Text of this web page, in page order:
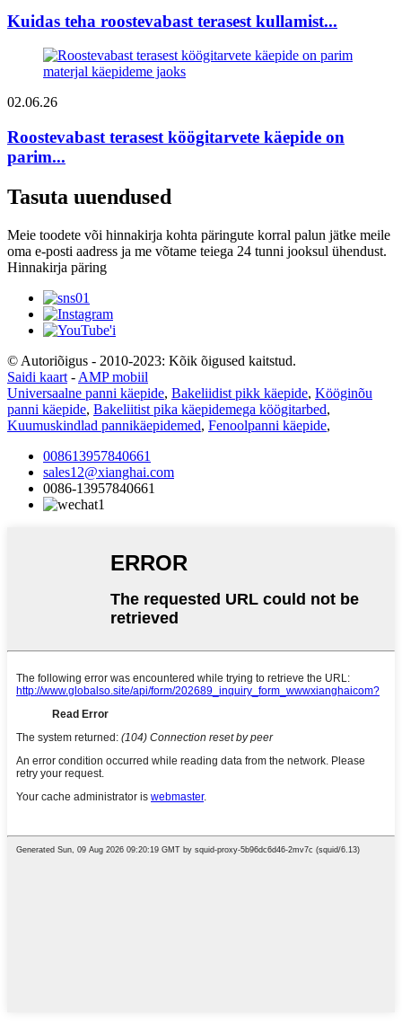
Kuidas teha roostevabast terasest kullamist...
02.06.26
Roostevabast terasest köögitarvete käepide on
parim...
Tasuta uuendused
Meie toodete või hinnakirja kohta päringute korral palun jätke meile
oma e-posti aadress ja me võtame teiega 24 tunni jooksul ühendust.
Hinnakirja päring
© Autoriõigus - 2010-2023: Kõik õigused kaitstud.
Saidi kaart - AMP mobiil
Universaalne panni käepide, Bakeliidist pikk käepide, Kööginõu
panni käepide, Bakeliitist pika käepidemega köögitarbed,
Kuumuskindlad pannikäepidemed, Fenoolpanni käepide,
008613957840661
sales12@xianghai.com
0086-13957840661